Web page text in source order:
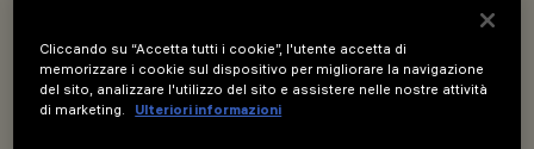
PROGETTATO DA
Artec Studio
Cliccando su “Accetta tutti i cookie”, l'utente accetta di
memorizzare i cookie sul dispositivo per migliorare la navigazione
del sito, analizzare l'utilizzo del sito e assistere nelle nostre attività
di marketing.
Ulteriori informazioni